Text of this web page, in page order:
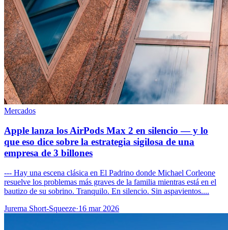
Mercados
Apple lanza los AirPods Max 2 en silencio — y lo
que eso dice sobre la estrategia sigilosa de una
empresa de 3 billones
--- Hay una escena clásica en El Padrino donde Michael Corleone
resuelve los problemas más graves de la familia mientras está en el
bautizo de su sobrino. Tranquilo. En silencio. Sin aspavientos....
Jurema Short-Squeeze·16 mar 2026